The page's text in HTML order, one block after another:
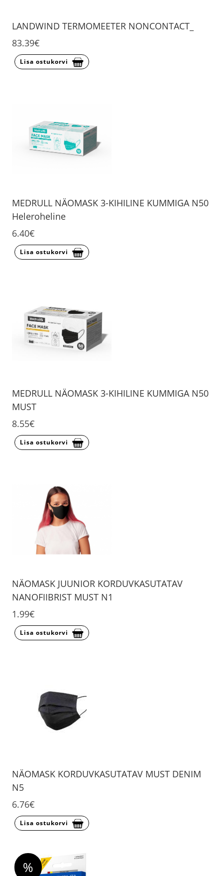
LANDWIND TERMOMEETER NONCONTACT_
83.39€
Lisa ostukorvi
MEDRULL NÄOMASK 3-KIHILINE KUMMIGA N50
Heleroheline
6.40€
Lisa ostukorvi
MEDRULL NÄOMASK 3-KIHILINE KUMMIGA N50
MUST
8.55€
Lisa ostukorvi
NÄOMASK JUUNIOR KORDUVKASUTATAV
NANOFIIBRIST MUST N1
1.99€
Lisa ostukorvi
NÄOMASK KORDUVKASUTATAV MUST DENIM
N5
6.76€
Lisa ostukorvi
%